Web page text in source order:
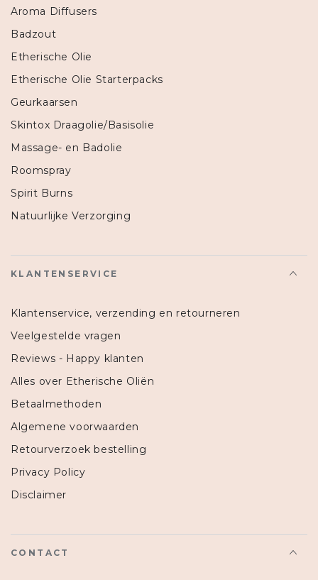
Aroma Diffusers
Badzout
Etherische Olie
Etherische Olie Starterpacks
Geurkaarsen
Skintox Draagolie/Basisolie
Massage- en Badolie
Roomspray
Spirit Burns
Natuurlijke Verzorging
KLANTENSERVICE
Klantenservice, verzending en retourneren
Veelgestelde vragen
Reviews - Happy klanten
Alles over Etherische Oliën
Betaalmethoden
Algemene voorwaarden
Retourverzoek bestelling
Privacy Policy
Disclaimer
CONTACT